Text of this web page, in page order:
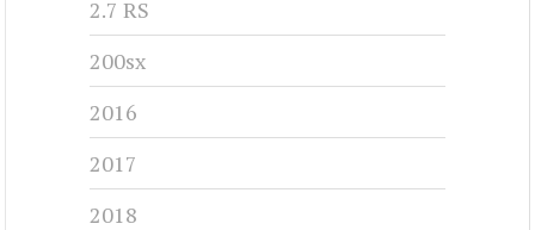
2.7 RS
200sx
2016
2017
2018